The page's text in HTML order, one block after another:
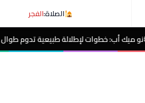
الصلاة:الفجر
طبيعية تدوم طوال اليوم مصر الآن